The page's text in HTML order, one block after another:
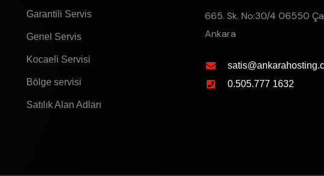
Garantili Servis
Genel Servis
Kocaeli Servisi
Bölge servisi
Satılık Alan Adları
665. Sk. No:30/4 06550
Ankara
0.505.777 1632